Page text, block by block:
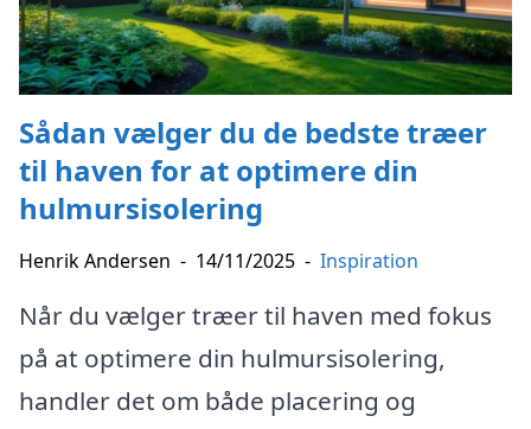
Sådan vælger du de bedste træer
til haven for at optimere din
hulmursisolering
Henrik Andersen - 14/11/2025 - Inspiration
Når du vælger træer til haven med fokus
på at optimere din hulmursisolering,
handler det om både placering og